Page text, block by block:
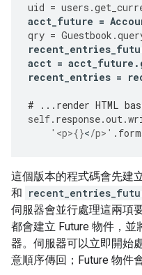
uid = users .
acct_future =
qry = Guestbook .
acct = acct_future .
recent_entries =
# ...render HTML
self. response.out.
'<p>{}</p>' .
這個版本的程式碼會先建
和
伺服器會並行處理這兩項
都會建立 Future 物件，並
器。伺服器可以立即開始
意順序傳回；Future 物件